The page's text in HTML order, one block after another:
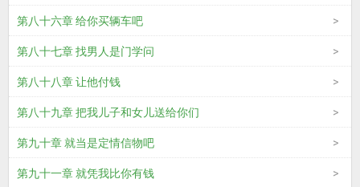
第八十六章 给你买辆车吧
第八十七章 找男人是门学问
第八十八章 让他付钱
第八十九章 把我儿子和女儿送给你们
第九十章 就当是定情信物吧
第九十一章 就凭我比你有钱